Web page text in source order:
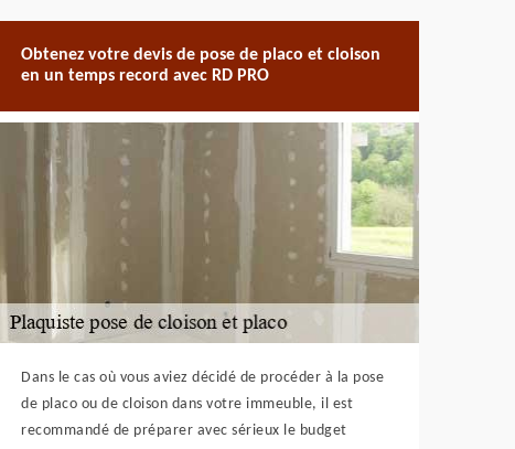
Obtenez votre devis de pose de placo et cloison
en un temps record avec RD PRO
Dans le cas où vous aviez décidé de procéder à la pose
de placo ou de cloison dans votre immeuble, il est
recommandé de préparer avec sérieux le budget